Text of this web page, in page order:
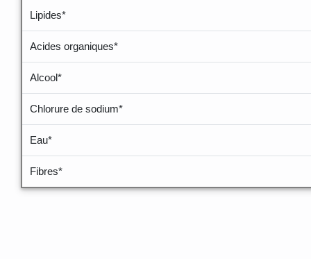
Lipides*
Acides organiques*
Alcool*
Chlorure de sodium*
Eau*
Fibres*